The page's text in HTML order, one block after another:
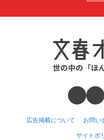
広告掲載について お問い
サイトポ